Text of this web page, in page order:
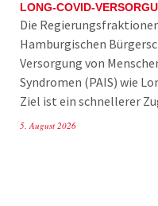
LONG-COVID-
Die
Hamburgischen
Versorgung von
Syndromen (PAIS) wie
Ziel ist ein schnellerer
5. August 2026